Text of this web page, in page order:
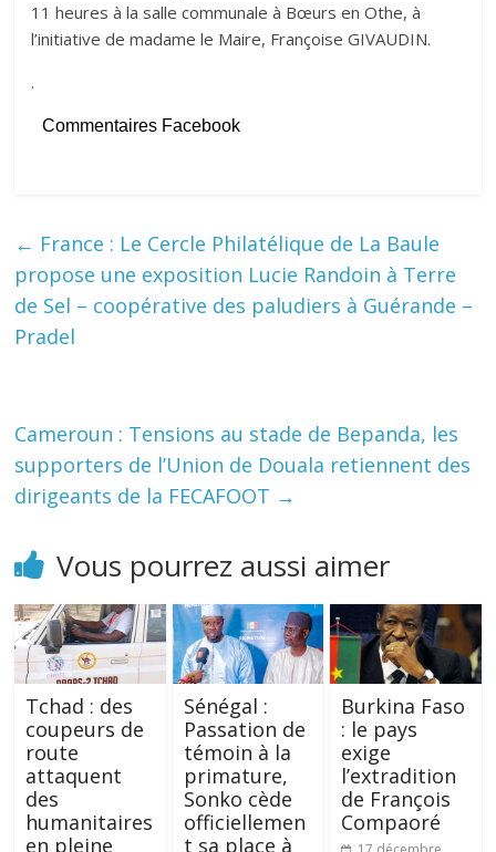
11 heures à la salle communale à Bœurs en Othe, à
l’initiative de madame le Maire, Françoise GIVAUDIN.
.
Commentaires Facebook
← France : Le Cercle Philatélique de La Baule
propose une exposition Lucie Randoin à Terre
de Sel – coopérative des paludiers à Guérande –
Pradel
Cameroun : Tensions au stade de Bepanda, les
supporters de l’Union de Douala retiennent des
dirigeants de la FECAFOOT →
Vous pourrez aussi aimer
Tchad : des
coupeurs de
route
attaquent
des
humanitaires
en pleine
Sénégal :
Passation de
témoin à la
primature,
Sonko cède
officiellemen
t sa place à
Burkina Faso
: le pays
exige
l’extradition
de François
Compaoré